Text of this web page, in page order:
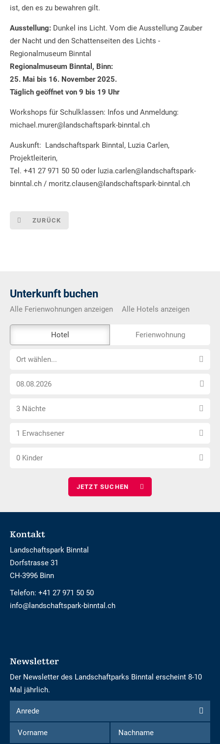
ist, den es zu bewahren gilt.
Ausstellung: Dunkel ins Licht. Vom die Ausstellung Zauber
der Nacht und den Schattenseiten des Lichts -
Regionalmuseum Binntal
Regionalmuseum Binntal, Binn:
25. Mai bis 16. November 2025.
Täglich geöffnet von 9 bis 19 Uhr
Workshops für Schulklassen: Infos und Anmeldung:
michael.murer@landschaftspark-binntal.ch
Auskunft: Landschaftspark Binntal, Luzia Carlen,
Projektleiterin,
Tel. +41 27 971 50 50 oder luzia.carlen@landschaftspark-
binntal.ch / moritz.clausen@landschaftspark-binntal.ch
ZURÜCK
Unterkunft buchen
Alle Ferienwohnungen anzeigen Alle Hotels anzeigen
Externe-
Buchungstool
nicht
Hotel Ferienwohnung
OrtOrt wählen...
Anreise
wählen
Anzahl
wählen
3 Nächte
Anzahl
wählen
1 Erwachsener
Anzahl
0 Kinder
Footer
Kontakt
Landschaftspark Binntal
Dorfstrasse 31
CH-3996 Binn
Telefon: +41 27 971 50 50
info@landschaftspark-binntal.ch
Newsletter
Der Newsletter des Landschaftparks Binntal erscheint 8-10
Mal jährlich.
Formular
um
sich
Anrede
Anrede
Vorname
Nachname